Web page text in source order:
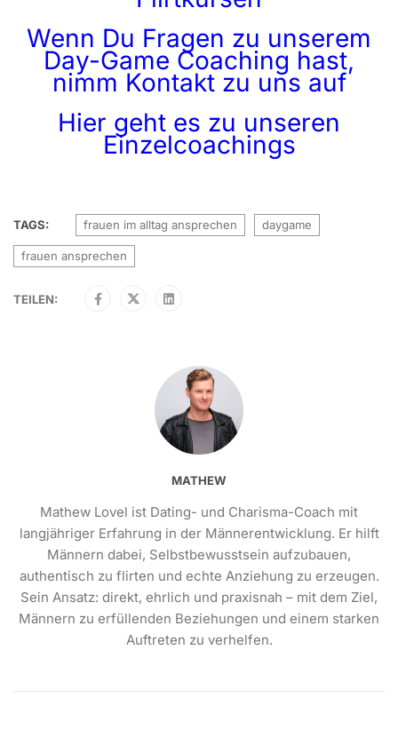
Wenn Du Fragen zu unserem
Day-Game Coaching hast,
nimm Kontakt zu uns auf
Hier geht es zu unseren
Einzelcoachings
TAGS: frauen im alltag ansprechen daygame
frauen ansprechen
TEILEN:
MATHEW
Mathew Lovel ist Dating- und Charisma-Coach mit
langjähriger Erfahrung in der Männerentwicklung. Er hilft
Männern dabei, Selbstbewusstsein aufzubauen,
authentisch zu flirten und echte Anziehung zu erzeugen.
Sein Ansatz: direkt, ehrlich und praxisnah – mit dem Ziel,
Männern zu erfüllenden Beziehungen und einem starken
Auftreten zu verhelfen.